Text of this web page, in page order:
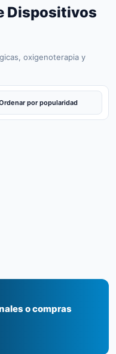
Dispositivos
oxigenoterapia y
o compras